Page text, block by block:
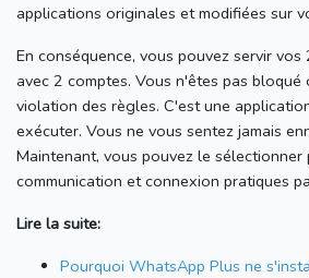
applications originales et modifiées sur
En conséquence, vous pouvez servir
avec 2 comptes. Vous n'êtes pas
violation des règles. C'est une
exécuter. Vous ne vous sentez jamais
Maintenant, vous pouvez le sélectionner
communication et connexion pratiques
Lire la suite:
Pourquoi WhatsApp Plus ne